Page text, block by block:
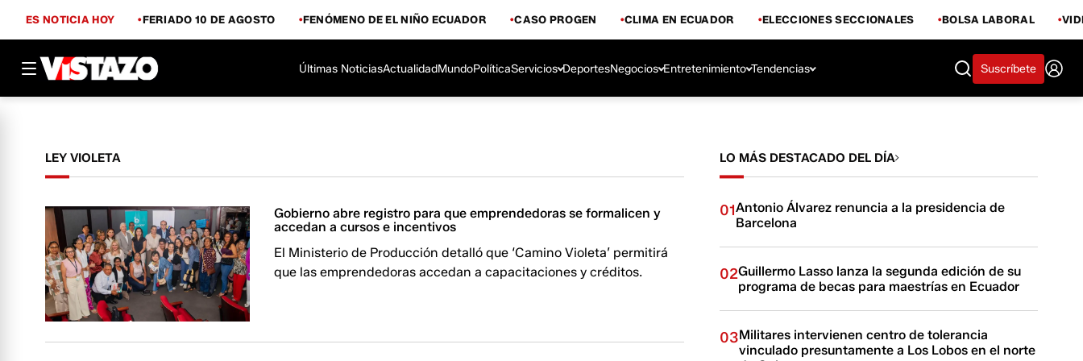
ES NOTICIA HOY FERIADO 10 DE AGOSTO FENÓMENO DE EL NIÑO ECUADOR CASO PROGEN CLIMA EN ECUADOR ELECCIONES SECCIONALES BOLSA LABORAL
Últimas NoticiasActualidadMundoPolíticaServicios DeportesNegocios Entretenimiento Tendencias Suscríbete
LEY VIOLETA
Gobierno abre registro para que emprendedoras se formalicen y
accedan a cursos e incentivos
El Ministerio de Producción detalló que ‘Camino Violeta’ permitirá
que las emprendedoras accedan a capacitaciones y créditos.
LO MÁS DESTACADO DEL DÍA
01Antonio Álvarez renuncia a la presidencia de
Barcelona
02Guillermo Lasso lanza la segunda edición de su
programa de becas para maestrías en Ecuador
03Militares intervienen centro de tolerancia
vinculado presuntamente a Los Lobos en el norte